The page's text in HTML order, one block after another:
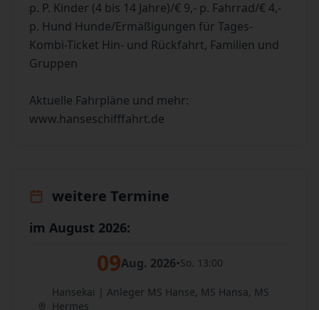
p. P. Kinder (4 bis 14 Jahre)/€ 9,- p. Fahrrad/€ 4,-
p. Hund Hunde/Ermäßigungen für Tages-
Kombi-Ticket Hin- und Rückfahrt, Familien und
Gruppen
Aktuelle Fahrpläne und mehr:
www.hanseschifffahrt.de
weitere Termine
im August 2026:
09Aug. 2026•So. 13:00
Hansekai | Anleger MS Hanse, MS Hansa, MS
Hermes